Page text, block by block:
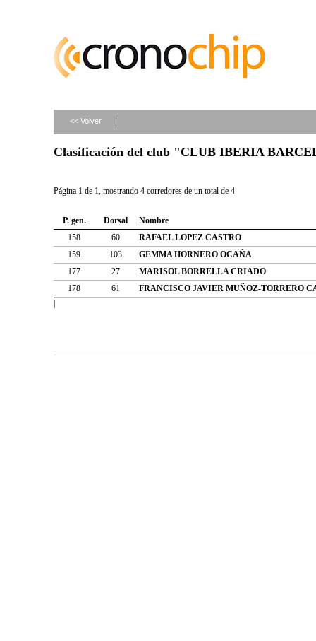
<< Volver
Clasificación del club "CLUB IBERIA
Página 1 de 1, mostrando 4 corredores de un total de 4
P. gen. Dorsal
Nombre
158
60
RAFAEL LOPEZ CASTRO
159
103
GEMMA HORNERO OCAÑA
177
27
MARISOL BORRELLA CRIADO
178
61
FRANCISCO JAVIER MUÑOZ-TORRERO
|